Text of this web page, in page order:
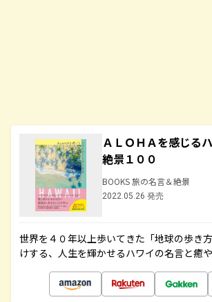
ＡＬＯＨＡを感じる
絶景１００
BOOKS 旅の名言＆絶景
2022.05.26 発売
世界を４０年以上歩いてきた「地球の歩き
けする、人生を輝かせるハワイの名言と癒